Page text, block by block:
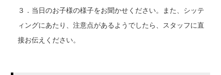
３．当日のお子様の様子をお聞かせください。また、シッテ
ィングにあたり、注意点があるようでしたら、スタッフに直
接お伝えください。